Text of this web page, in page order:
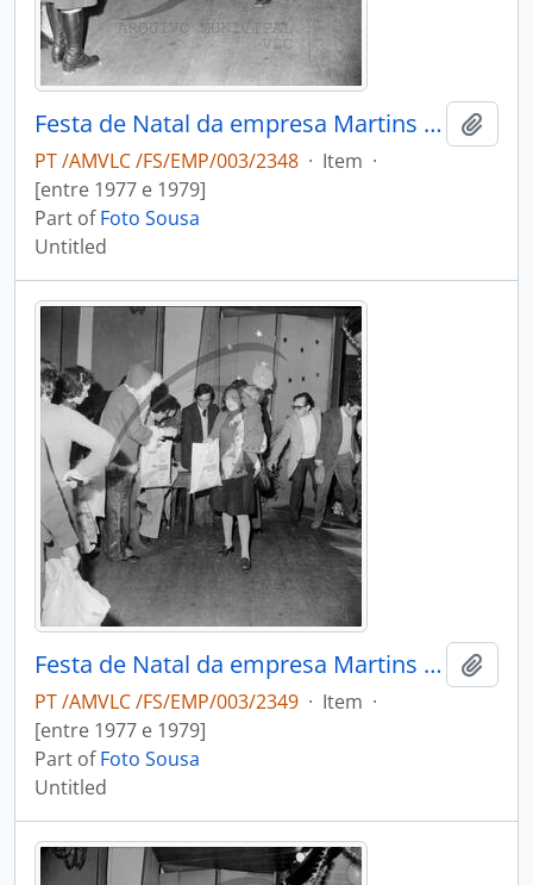
Festa de Natal da empresa Martins & Rebello
PT /AMVLC /FS/EMP/003/2348 · Item ·
[entre 1977 e 1979]
Part ofFoto Sousa
Untitled
Festa de Natal da empresa Martins & Rebello
PT /AMVLC /FS/EMP/003/2349 · Item ·
[entre 1977 e 1979]
Part ofFoto Sousa
Untitled